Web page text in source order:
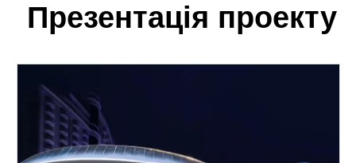
Презентація проекту